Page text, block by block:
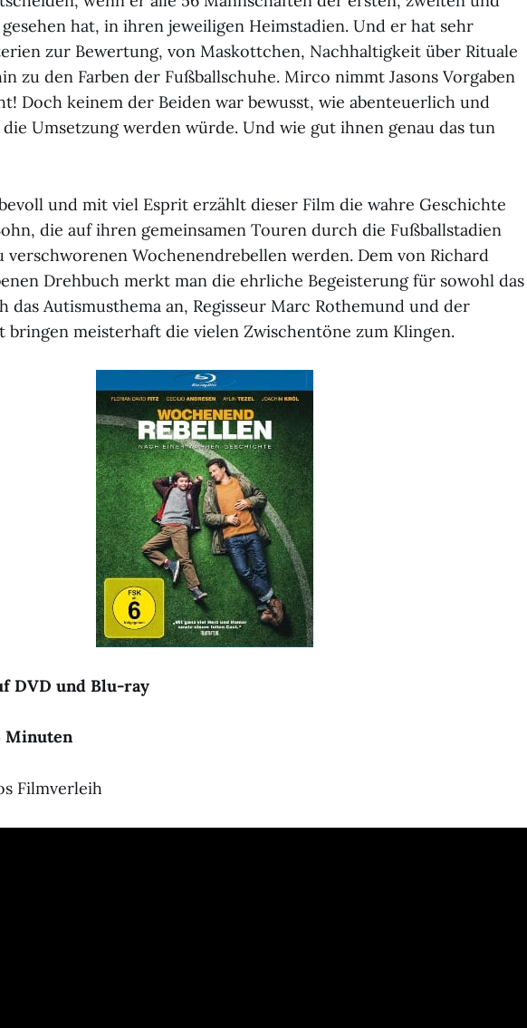
hat, in ihren jeweiligen Heimstadien. Und er hat sehr
zur Bewertung, von Maskottchen, Nachhaltigkeit über Rituale
zu den Farben der Fußballschuhe. Mirco nimmt Jasons Vorgaben
Doch keinem der Beiden war bewusst, wie abenteuerlich und
Umsetzung werden würde. Und wie gut ihnen genau das tun
und mit viel Esprit erzählt dieser Film die wahre Geschichte
die auf ihren gemeinsamen Touren durch die Fußballstadien
verschworenen Wochenendrebellen werden. Dem von Richard
Drehbuch merkt man die ehrliche Begeisterung für sowohl das
das Autismusthema an, Regisseur Marc Rothemund und der
bringen meisterhaft die vielen Zwischentöne zum Klingen.
DVD und Blu-ray
Minuten
Filmverleih